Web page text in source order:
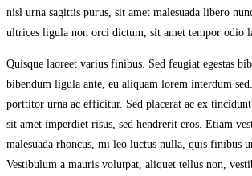
nisl urna sagittis purus, sit amet malesuada libero
ultrices ligula non orci dictum, sit amet tempor odio
Quisque laoreet varius finibus. Sed feugiat egestas
bibendum ligula ante, eu aliquam lorem interdum
porttitor urna ac efficitur. Sed placerat ac ex tincidunt
sit amet imperdiet risus, sed hendrerit eros. Etiam
malesuada rhoncus, mi leo luctus nulla, quis finibus
Vestibulum a mauris volutpat, aliquet tellus non,